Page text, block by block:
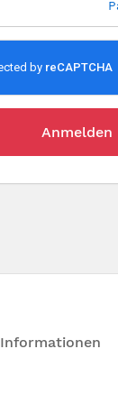
Anmelden
Informationen